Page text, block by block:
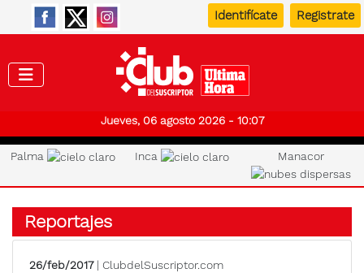
Identifícate Registrate
Jueves, 06 agosto 2026 - 10:07
Palma Inca Manacor
Reportajes
26/feb/2017| ClubdelSuscriptor.com